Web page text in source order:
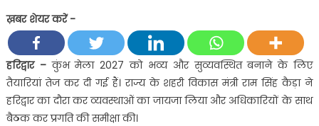
दिव्य
कुंभ
के
लिए
सरकार
ख़बर शेयर करें -
हरिद्वार–कुंभ मेला 2027 को भव्य और सुव्यवस्थित बनाने के लिए
तैयारियां तेज कर दी गई हैं। राज्य के शहरी विकास मंत्री राम सिंह कैड़ा ने
हरिद्वार का दौरा कर व्यवस्थाओं का जायजा लिया और अधिकारियों के साथ
बैठक कर प्रगति की समीक्षा की।